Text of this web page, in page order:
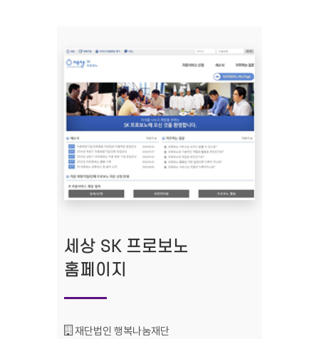
세상 SK 프로보노
홈페이지
기관명 :
재단법인 행복나눔재단